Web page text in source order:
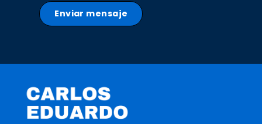
Enviar mensaje